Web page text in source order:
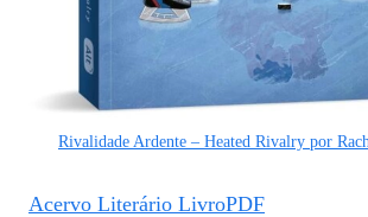
Rivalidade Ardente – Heated Rivalry por
Acervo Literário LivroPDF